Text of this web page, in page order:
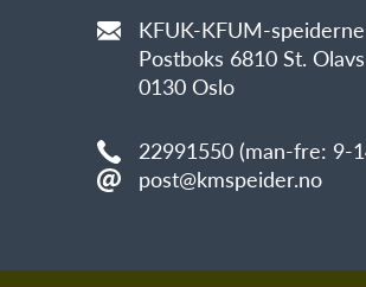
KFUK-KFUM-speiderne
Postboks 6810 St.
0130 Oslo
22991550 (man-fre: 9-
post@kmspeider.no